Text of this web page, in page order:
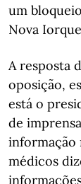
um
Nova
A resposta
oposição,
está o
de
informação
médicos